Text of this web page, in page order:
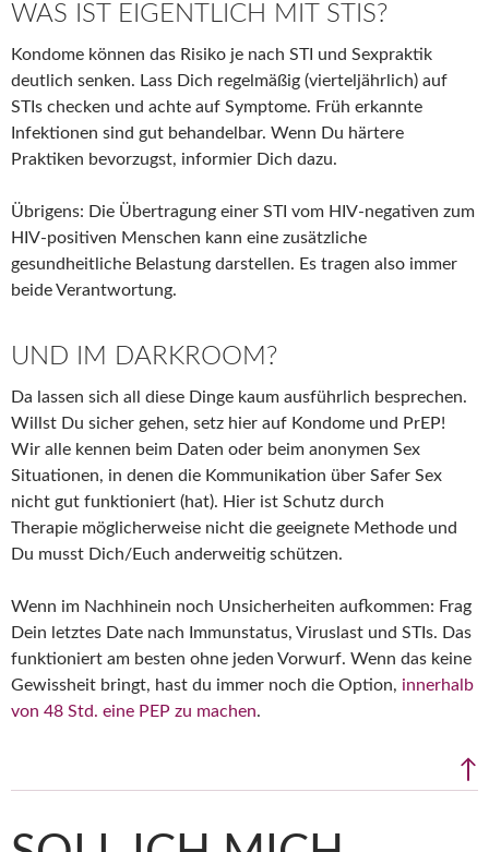
WAS IST EIGENTLICH MIT STIS?
Kondome können das Risiko je nach STI und Sexpraktik
deutlich senken. Lass Dich regelmäßig (vierteljährlich) auf
STIs checken und achte auf Symptome. Früh erkannte
Infektionen sind gut behandelbar. Wenn Du härtere
Praktiken bevorzugst, informier Dich dazu.
Übrigens: Die Übertragung einer STI vom HIV-negativen zum
HIV-positiven Menschen kann eine zusätzliche
gesundheitliche Belastung darstellen. Es tragen also immer
beide Verantwortung.
UND IM DARKROOM?
Da lassen sich all diese Dinge kaum ausführlich besprechen.
Willst Du sicher gehen, setz hier auf Kondome und PrEP!
Wir alle kennen beim Daten oder beim anonymen Sex
Situationen, in denen die Kommunikation über Safer Sex
nicht gut funktioniert (hat). Hier ist Schutz durch
Therapie möglicherweise nicht die geeignete Methode und
Du musst Dich/Euch anderweitig schützen.
Wenn im Nachhinein noch Unsicherheiten aufkommen: Frag
Dein letztes Date nach Immunstatus, Viruslast und STIs. Das
funktioniert am besten ohne jeden Vorwurf. Wenn das keine
Gewissheit bringt, hast du immer noch die Option, innerhalb
von 48 Std. eine PEP zu machen.
↑